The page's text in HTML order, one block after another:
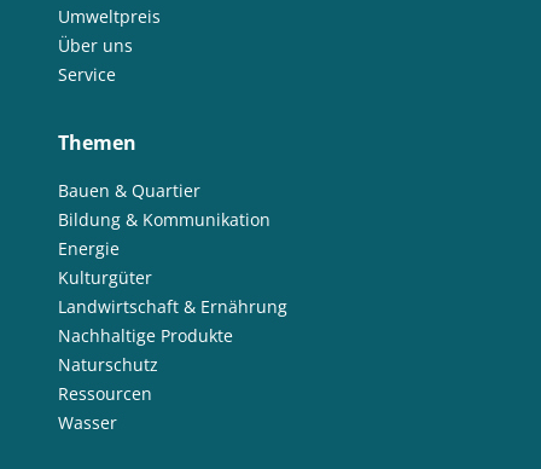
Umweltpreis
Über uns
Service
Themen
Bauen & Quartier
Bildung & Kommunikation
Energie
Kulturgüter
Landwirtschaft & Ernährung
Nachhaltige Produkte
Naturschutz
Ressourcen
Wasser